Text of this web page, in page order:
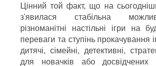
Цінний той факт, що на
з'явилася стабільна
різноманітні настільні ігри на
переваги та ступінь прокачування
дитячі, сімейні, детективні,
для новачків або досвідчених